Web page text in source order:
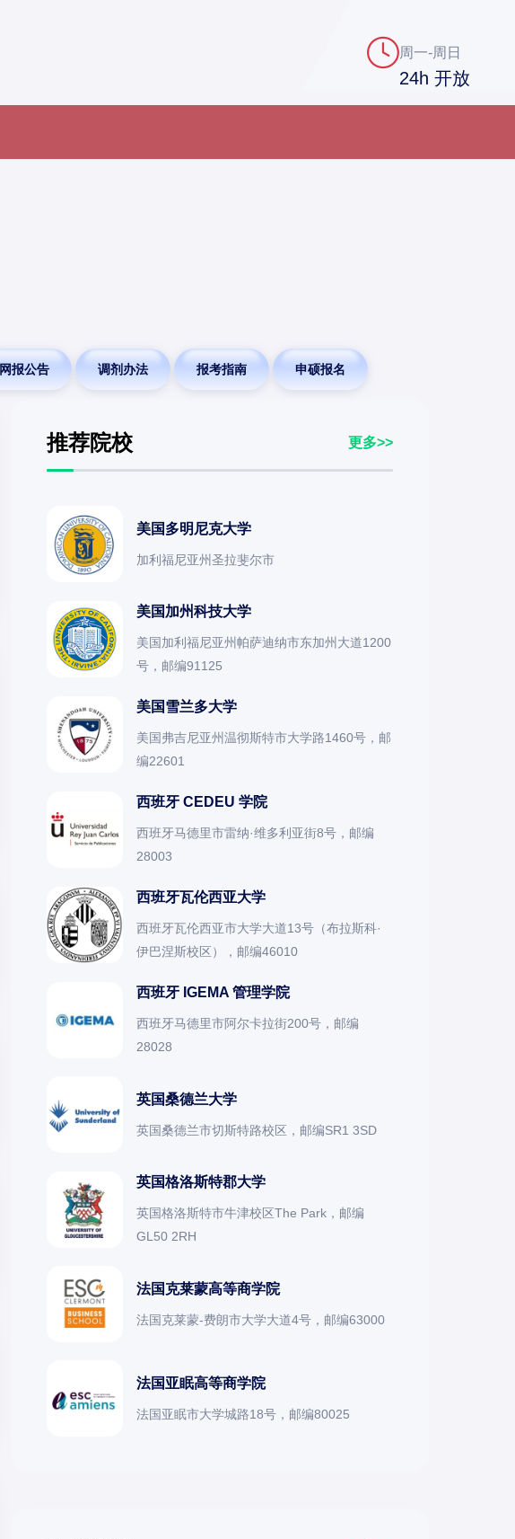
周一-周日
24h 开放
网报公告 调剂办法 报考指南 申硕报名
推荐院校 更多>>
美国多明尼克大学
加利福尼亚州圣拉斐尔市
美国加州科技大学
美国加利福尼亚州帕萨迪纳市东加州大道1200
号，邮编91125
美国雪兰多大学
美国弗吉尼亚州温彻斯特市大学路1460号，邮
编22601
西班牙 CEDEU 学院
西班牙马德里市雷纳·维多利亚街8号，邮编
28003
西班牙瓦伦西亚大学
西班牙瓦伦西亚市大学大道13号（布拉斯科·
伊巴涅斯校区），邮编46010
西班牙 IGEMA 管理学院
西班牙马德里市阿尔卡拉街200号，邮编
28028
英国桑德兰大学
英国桑德兰市切斯特路校区，邮编SR1 3SD
英国格洛斯特郡大学
英国格洛斯特市牛津校区The Park，邮编
GL50 2RH
法国克莱蒙高等商学院
法国克莱蒙-费朗市大学大道4号，邮编63000
法国亚眠高等商学院
法国亚眠市大学城路18号，邮编80025